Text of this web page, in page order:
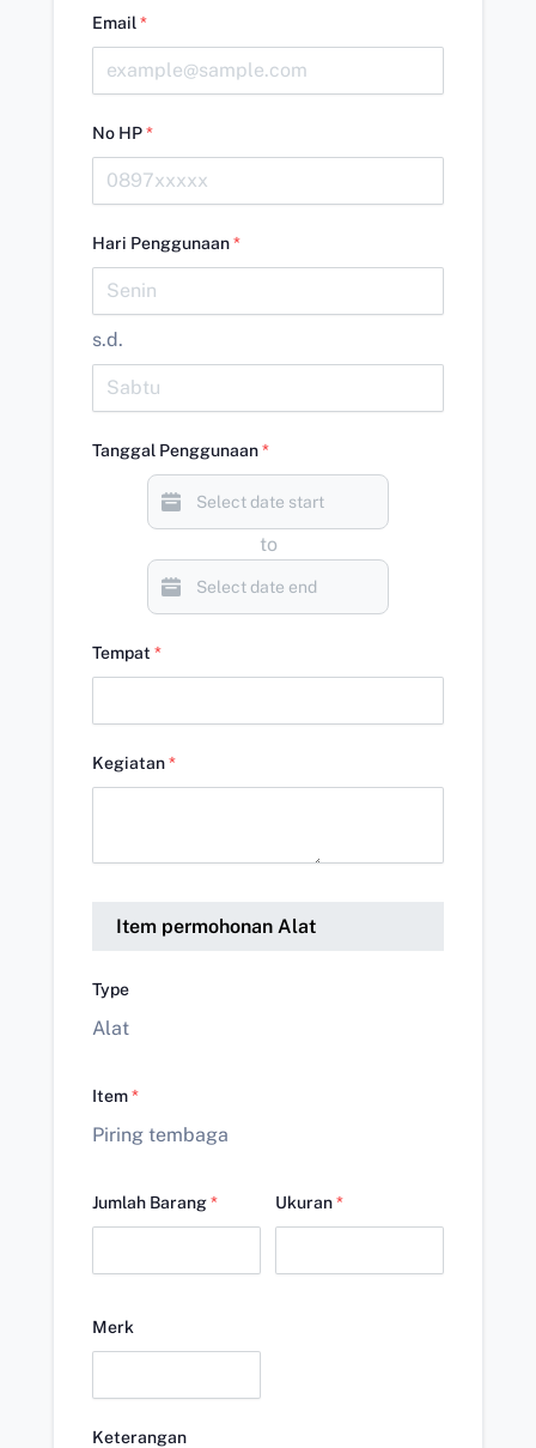
Email *
No HP*
Hari Penggunaan*
s.d.
Tanggal Penggunaan*
to
Tempat *
Kegiatan*
Item permohonan Alat
Type
Alat
Item*
Piring tembaga
Jumlah Barang* Ukuran*
Merk
Keterangan